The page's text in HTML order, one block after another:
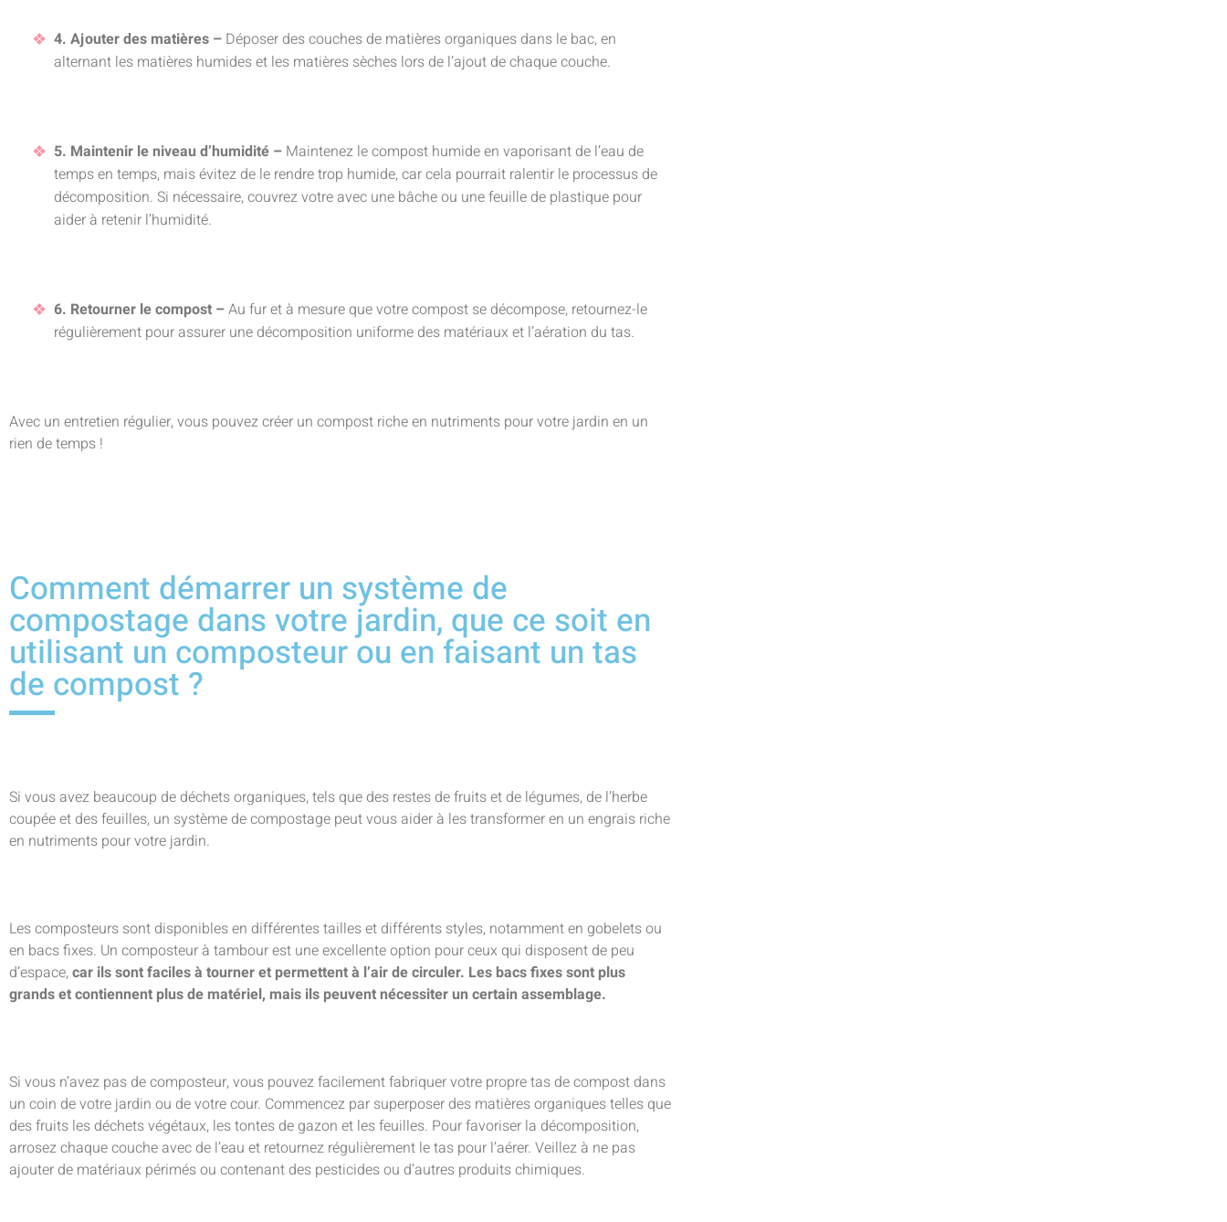
4. Ajouter des matières – Déposer des couches de matières organiques dans le bac, en
alternant les matières humides et les matières sèches lors de l’ajout de chaque couche.
5. Maintenir le niveau d’humidité – Maintenez le compost humide en vaporisant de l’eau de
temps en temps, mais évitez de le rendre trop humide, car cela pourrait ralentir le processus de
décomposition. Si nécessaire, couvrez votre avec une bâche ou une feuille de plastique pour
aider à retenir l’humidité.
6. Retourner le compost –Au fur et à mesure que votre compost se décompose, retournez-le
régulièrement pour assurer une décomposition uniforme des matériaux et l’aération du tas.
Avec un entretien régulier, vous pouvez créer un compost riche en nutriments pour votre jardin en un
rien de temps !
Comment démarrer un système de
compostage dans votre jardin, que ce soit en
utilisant un composteur ou en faisant un tas
de compost ?
Si vous avez beaucoup de déchets organiques, tels que des restes de fruits et de légumes, de l’herbe
coupée et des feuilles, un système de compostage peut vous aider à les transformer en un engrais riche
en nutriments pour votre jardin.
Les composteurs sont disponibles en différentes tailles et différents styles, notamment en gobelets ou
en bacs fixes. Un composteur à tambour est une excellente option pour ceux qui disposent de peu
d’espace,car ils sont faciles à tourner et permettent à l’air de circuler. Les bacs fixes sont plus
grands et contiennent plus de matériel, mais ils peuvent nécessiter un certain assemblage.
Si vous n’avez pas de composteur, vous pouvez facilement fabriquer votre propre tas de compost dans
un coin de votre jardin ou de votre cour. Commencez par superposer des matières organiques telles que
des fruits les déchets végétaux, les tontes de gazon et les feuilles. Pour favoriser la décomposition,
arrosez chaque couche avec de l’eau et retournez régulièrement le tas pour l’aérer. Veillez à ne pas
ajouter de matériaux périmés ou contenant des pesticides ou d’autres produits chimiques.